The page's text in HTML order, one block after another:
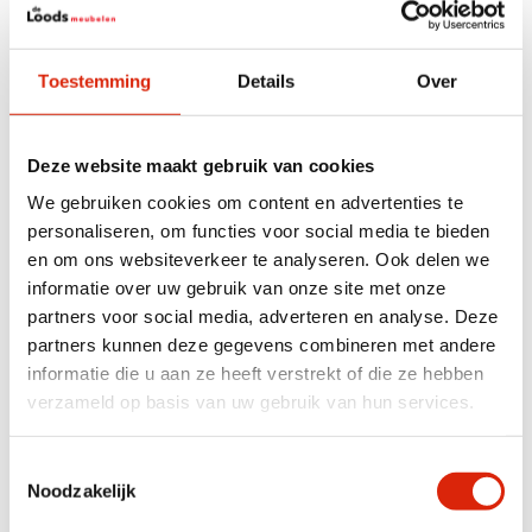
Toestemming Details Over
Deze website maakt gebruik van cookies
We gebruiken cookies om content en advertenties te
personaliseren, om functies voor social media te bieden
en om ons websiteverkeer te analyseren. Ook delen we
informatie over uw gebruik van onze site met onze
partners voor social media, adverteren en analyse. Deze
partners kunnen deze gegevens combineren met andere
informatie die u aan ze heeft verstrekt of die ze hebben
verzameld op basis van uw gebruik van hun services.
Noodzakelijk
Afmetingen:
Totale afmetingen: 61 x 67 x 88 cm
Zithoogte: 49 cm
comfort en design moeiteloos samenkomen.
Specificaties
Breedte 51 – 100 cm
Kleur Antraciet grijs, Bruin, Grijs